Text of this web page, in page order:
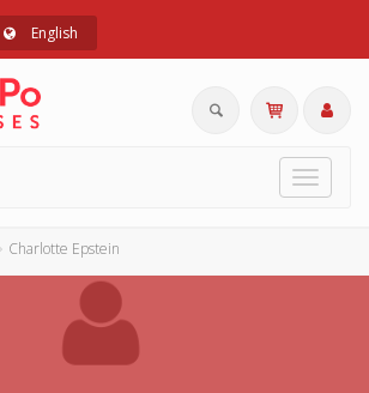
English
Toggle
Charlotte Epstein